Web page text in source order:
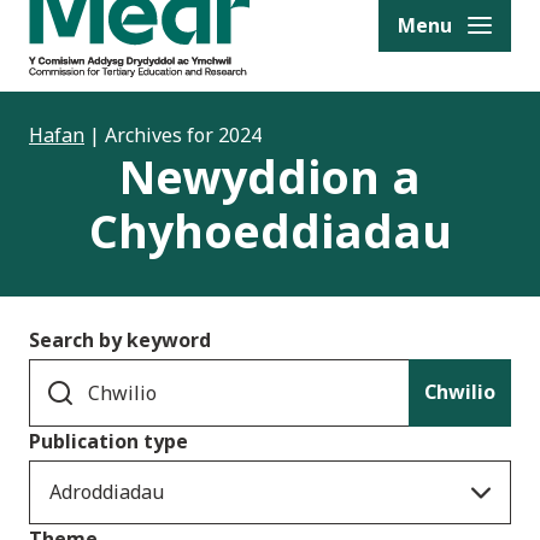
content Menu
Hafan | Archives for 2024
Newyddion a
Chyhoeddiadau
Search by keyword
Chwilio
Publication type
Adroddiadau